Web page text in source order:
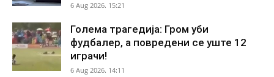
6 Aug 2026. 15:21
Голема трагедија: Гром уби
фудбалер, а повредени се уште 12
играчи!
6 Aug 2026. 14:11